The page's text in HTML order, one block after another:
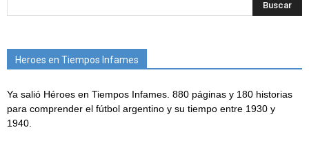
Heroes en Tiempos Infames
Ya salió Héroes en Tiempos Infames. 880 páginas y 180 historias
para comprender el fútbol argentino y su tiempo entre 1930 y
1940.